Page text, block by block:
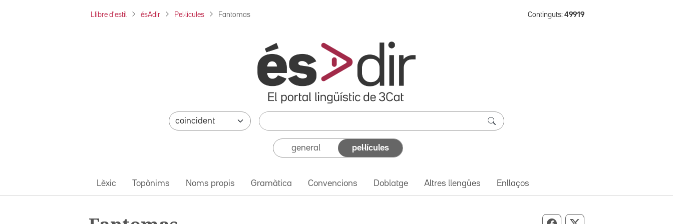
Llibre d'estil ésAdir Pel·lícules Fantomas Continguts: 49919
general pel·lícules
Lèxic Topònims Noms propis Gramàtica Convencions Doblatge Altres llengües Enllaços